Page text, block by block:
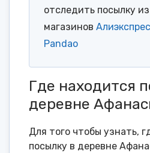
отследить посылку
магазинов
Pandao
Где находится
деревне
Для того чтобы узнать,
посылку в деревне